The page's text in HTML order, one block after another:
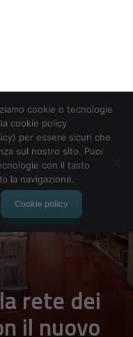
rete dei
il nuovo
|TECH-NEWS |
Cookie policy